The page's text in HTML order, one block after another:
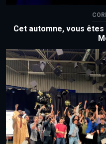
Cet automne, vous